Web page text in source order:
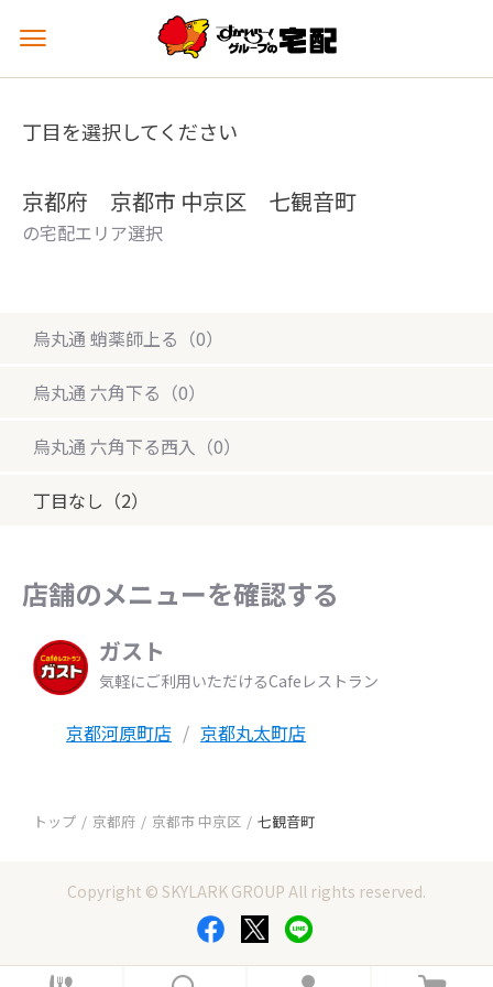
メ
ュ
を
丁目を選択してください
京都府 京都市 中京区 七観音町
の宅配エリア選択
烏丸通 蛸薬師上る（0）
烏丸通 六角下る（0）
烏丸通 六角下る西入（0）
丁目なし（2）
店舗のメニューを確認する
ガスト
気軽にご利用いただけるCafeレストラン
京都河原町店 京都丸太町店
トップ 京都府 京都市 中京区 七観音町
Copyright © SKYLARK GROUP All rights reserved.